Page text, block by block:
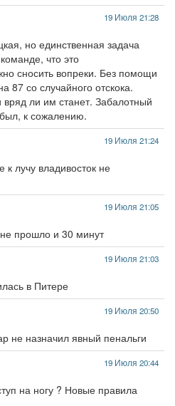
19 Июля 21:28
но единственная задача
что это
сносить вопреки. Без помощи
87 со случайного отскока.
ли им станет. Забалотный
к сожалению.
19 Июля 21:24
к лучу владивосток не
19 Июля 21:05
прошло и 30 минут
19 Июля 21:03
в Питере
19 Июля 20:50
не назначил явный пенальги
19 Июля 20:44
на ногу ? Новые правила